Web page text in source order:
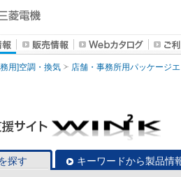
用]空調・換気
店舗・事務所用パッケージ
探す キーワードから製品情